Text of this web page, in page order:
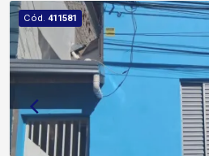
e mobilidade A 1 minuto da Avenida General
Osório, principal via de
diversos comércios A 7 minutos da Avenida
Afonso Vergueiro, próximo
Paulo, mercado, serviços e
minutos das avenidas Dom
Condomínio com piscina e
Estrutura com salão de
Cód. 411581